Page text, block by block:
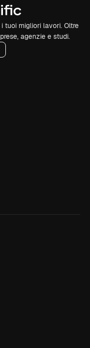
tuoi migliori lavori. Oltre
agenzie e studi.